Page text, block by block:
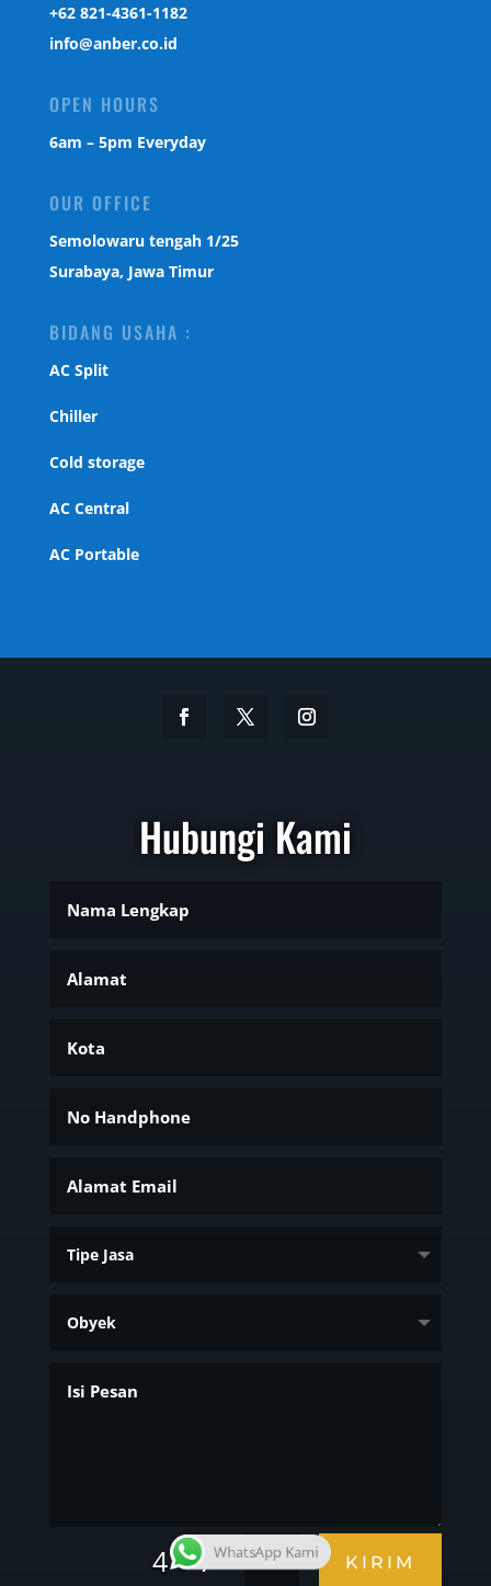
‎+62 821-4361-1182
info@anber.co.id
OPEN HOURS
6am – 5pm Everyday
OUR OFFICE
Semolowaru tengah 1/25
Surabaya, Jawa Timur
BIDANG USAHA :
AC Split
Chiller
Cold storage
AC Central
AC Portable
Hubungi Kami
4 + 7= KIRIM
WhatsApp Kami